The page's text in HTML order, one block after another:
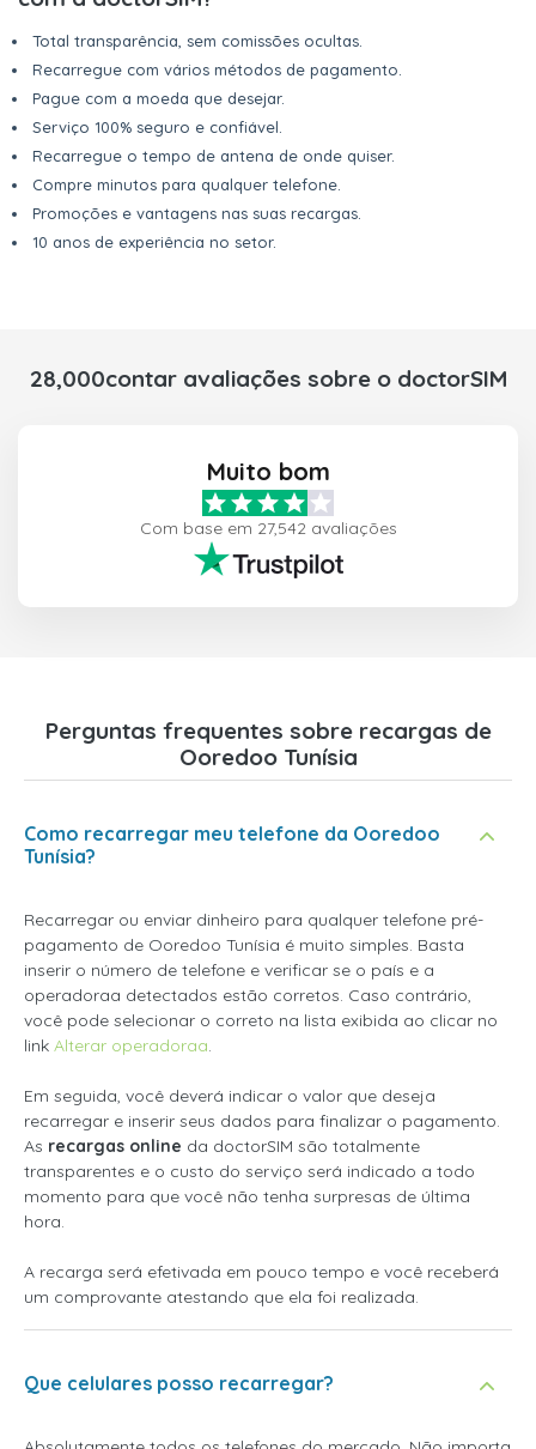
Total transparência, sem comissões ocultas.
Recarregue com vários métodos de pagamento.
Pague com a moeda que desejar.
Serviço 100% seguro e confiável.
Recarregue o tempo de antena de onde quiser.
Compre minutos para qualquer telefone.
Promoções e vantagens nas suas recargas.
10 anos de experiência no setor.
28,000contar avaliações sobre o doctorSIM
Muito bom
Com base em 27,542 avaliações
Perguntas frequentes sobre recargas de
Ooredoo Tunísia
Como recarregar meu telefone da Ooredoo
Tunísia?
Recarregar ou enviar dinheiro para qualquer telefone pré-
pagamento de Ooredoo Tunísia é muito simples. Basta
inserir o número de telefone e verificar se o país e a
operadoraa detectados estão corretos. Caso contrário,
você pode selecionar o correto na lista exibida ao clicar no
link Alterar operadoraa.
Em seguida, você deverá indicar o valor que deseja
recarregar e inserir seus dados para finalizar o pagamento.
As recargas online da doctorSIM são totalmente
transparentes e o custo do serviço será indicado a todo
momento para que você não tenha surpresas de última
hora.
A recarga será efetivada em pouco tempo e você receberá
um comprovante atestando que ela foi realizada.
Que celulares posso recarregar?